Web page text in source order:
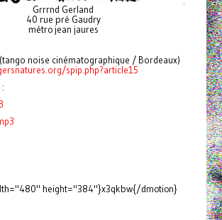
Grrrnd Gerland
40 rue pré Gaudry
métro jean jaures
(tango noise cinématographique / Bordeaux)
spip.php?article15
height="384"}x3qkbw{/dmotion}